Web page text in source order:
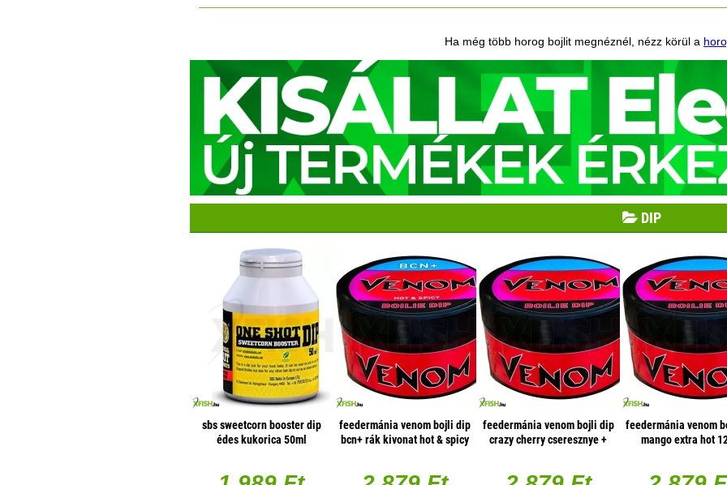
Ha még több horog bojlit megnéznél, nézz körül a
DIP
sbs sweetcorn booster dip
édes kukorica 50ml
feedermánia venom bojli dip
bcn+ rák kivonat hot & spicy
feedermánia venom bojli dip
crazy cherry cseresznye +
feedermánia venom
mango extra hot